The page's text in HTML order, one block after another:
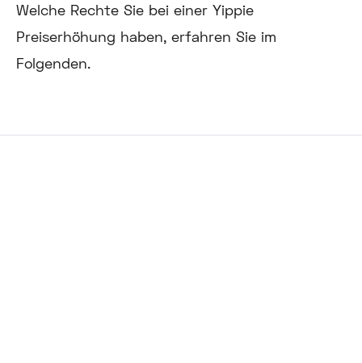
Welche Rechte Sie bei einer Yippie
Preiserhöhung haben, erfahren Sie im
Folgenden.